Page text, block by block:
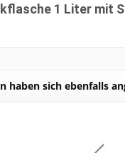
1 Liter mit
haben sich ebenfalls